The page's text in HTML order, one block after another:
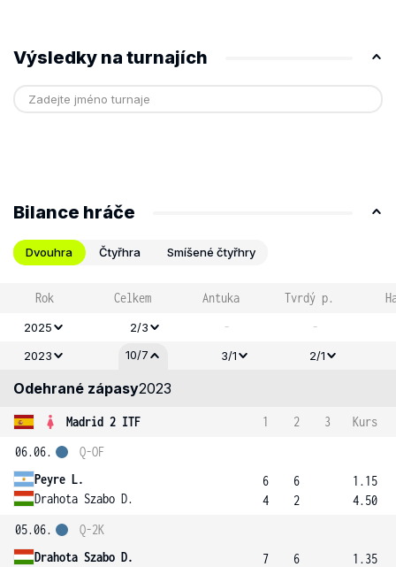
Výsledky na turnajích
Bilance hráče
Dvouhra Čtyřhra Smíšené čtyřhry
Rok Celkem Antuka Tvrdý p.
2025 2/3 - -
2023 10/7 3/1 2/1
Odehrané zápasy2023
Madrid 2 ITF 1 2 3
Kurs
06.06.
Peyre L.
Drahota Szabo D.
Q-OF
6
4
6
2
1.15
4.50
05.06.
Drahota Szabo D.
Q-2K
7
6
1.35